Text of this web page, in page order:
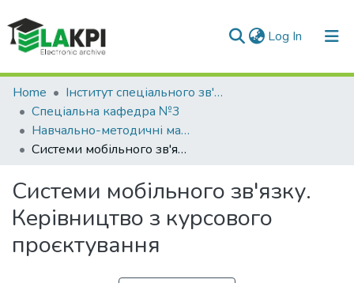
Log In (current)
Communities & Collections
All of DSpace
Statistics
Home
Інститут спеціального зв'язку та захисту інформації (ІСЗЗІ)
Спеціальна кафедра №3
Навчально-методичні матеріали (СК №3)
Системи мобільного зв'язку. Керівництво з курсового проєктування
Системи мобільного зв'язку.
Керівництво з курсового
проєктування